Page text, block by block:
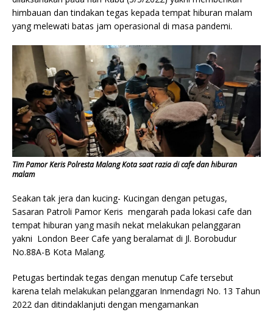
himbauan dan tindakan tegas kepada tempat hiburan malam
yang melewati batas jam operasional di masa pandemi.
Tim Pamor Keris Polresta Malang Kota saat razia di cafe dan hiburan
malam
Seakan tak jera dan kucing- Kucingan dengan petugas,
Sasaran Patroli Pamor Keris mengarah pada lokasi cafe dan
tempat hiburan yang masih nekat melakukan pelanggaran
yakni London Beer Cafe yang beralamat di Jl. Borobudur
No.88A-B Kota Malang.
Petugas bertindak tegas dengan menutup Cafe tersebut
karena telah melakukan pelanggaran Inmendagri No. 13 Tahun
2022 dan ditindaklanjuti dengan mengamankan